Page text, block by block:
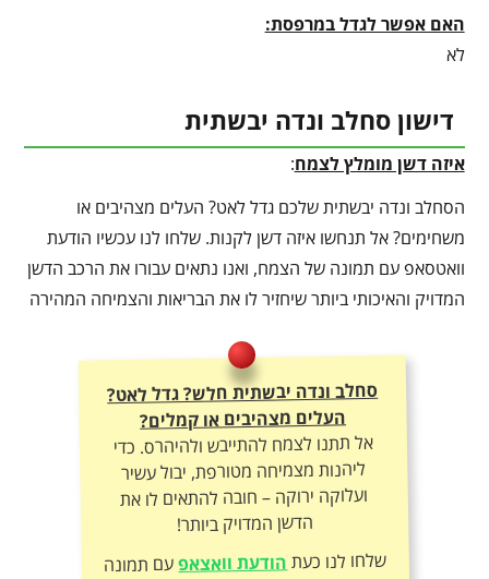
האם אפשר לגדל במרפסת:
לא
דישון סחלב ונדה יבשתית
איזה דשן מומלץ לצמח:
הסחלב ונדה יבשתית שלכם גדל לאט? העלים מצהיבים או
משחימים? אל תנחשו איזה דשן לקנות. שלחו לנו עכשיו הודעת
וואטסאפ עם תמונה של הצמח, ואנו נתאים עבורו את הרכב הדשן
המדויק והאיכותי ביותר שיחזיר לו את הבריאות והצמיחה המהירה
סחלב ונדה יבשתית חלש? גדל לאט?
העלים מצהיבים או קמלים?
אל תתנו לצמח להתייבש ולהיהרס. כדי
ליהנות מצמיחה מטורפת, יבול עשיר
ועלוקה ירוקה – חובה להתאים לו את
הדשן המדויק ביותר!
שלחו לנו כעתהודעת וואצאפעם תמונה
של הצמח – ונתאים לכם את תכשיר